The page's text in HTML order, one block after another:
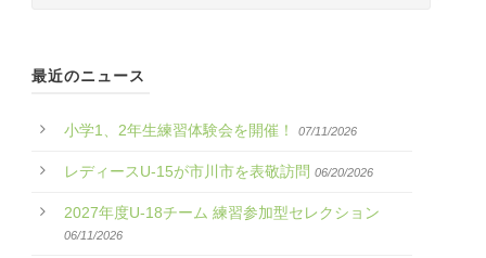
最近のニュース
小学1、2年生練習体験会を開催！ 07/11/2026
レディースU-15が市川市を表敬訪問 06/20/2026
2027年度U-18チーム 練習参加型セレクション
06/11/2026